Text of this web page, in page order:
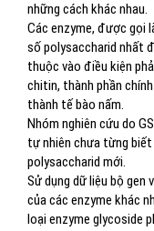
những cách khác nhau.
Các enzyme, được gọi
số polysaccharid nhất
thuộc vào điều kiện
chitin, thành phần
thành tế bào nấm.
Nhóm nghiên cứu do
tự nhiên chưa từng
polysaccharid mới.
Sử dụng dữ liệu bộ
của các enzyme khác
loại enzyme glycoside